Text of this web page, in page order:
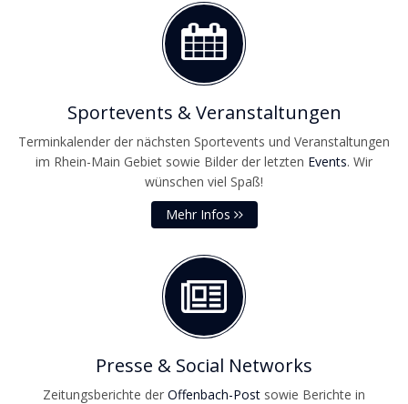
Sportevents & Veranstaltungen
Terminkalender der nächsten Sportevents und Veranstaltungen
im Rhein-Main Gebiet sowie Bilder der letzten Events. Wir
wünschen viel Spaß!
Mehr Infos
Presse & Social Networks
Zeitungsberichte der Offenbach-Post sowie Berichte in